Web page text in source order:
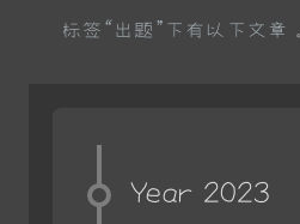
标签“出题”下有以下文章。
Year 2023